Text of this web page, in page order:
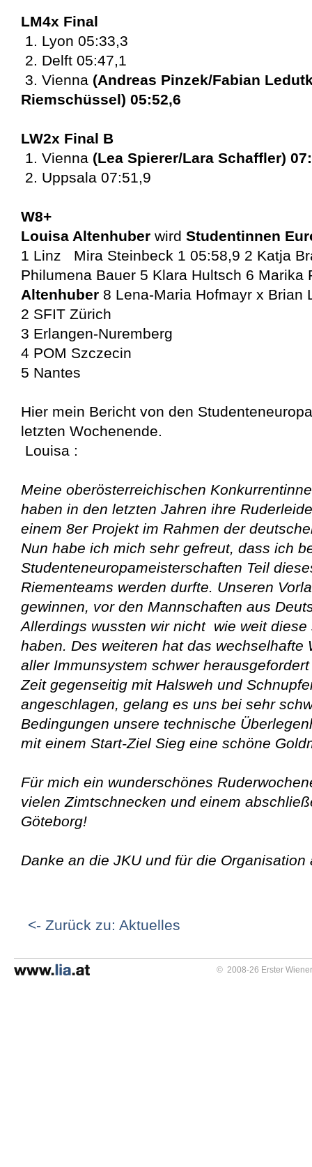
LM4x Final
1. Lyon 05:33,3
2. Delft 05:47,1
3. Vienna (Andreas Pinzek/Fabian
Riemschüssel) 05:52,6
LW2x Final B
1. Vienna (Lea Spierer/Lara Schaffler)
2. Uppsala 07:51,9
W8+
Louisa Altenhuber wird Studentinnen
1 Linz Mira Steinbeck 1 05:58,9 2 Katja
Philumena Bauer 5 Klara Hultsch 6 Marika
Altenhuber8 Lena-Maria Hofmayr x Brian
2 SFIT Zürich
3 Erlangen-Nuremberg
4 POM Szczecin
5 Nantes
Hier mein Bericht von den
letzten Wochenende.
Louisa :
Meine oberösterreichischen
haben in den letzten Jahren ihre
einem 8er Projekt im Rahmen der
Nun habe ich mich sehr gefreut, dass ich
Studenteneuropameisterschaften Teil
Riementeams werden durfte. Unseren
gewinnen, vor den Mannschaften aus
Allerdings wussten wir nicht wie weit
haben. Des weiteren hat das wechselhafte
aller Immunsystem schwer
Zeit gegenseitig mit Halsweh und
angeschlagen, gelang es uns bei sehr
Bedingungen unsere technische
mit einem Start-Ziel Sieg eine schöne
Für mich ein wunderschönes
vielen Zimtschnecken und einem
Göteborg!
Danke an die JKU und für die
<- Zurück zu: Aktuelles
© 2008-26 Erster